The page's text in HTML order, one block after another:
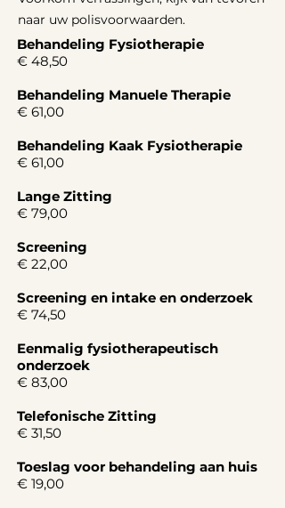
naar uw polisvoorwaarden.
Behandeling Fysiotherapie
€ 48,50
Behandeling Manuele Therapie
€ 61,00
Behandeling Kaak Fysiotherapie
€ 61,00
Lange Zitting
€ 79,00
Screening
€ 22,00
Screening en intake en onderzoek
€ 74,50
Eenmalig fysiotherapeutisch
onderzoek
€ 83,00
Telefonische Zitting
€ 31,50
Toeslag voor behandeling aan huis
€ 19,00